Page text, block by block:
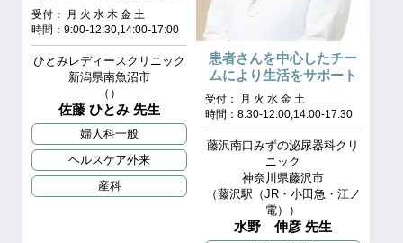
受付： 月 火 水 木 金 土
時間：9:00-12:30,14:00-17:00
ひとみレディースクリニック
新潟県南魚沼市
（）
佐藤 ひとみ 先生
婦人科一般
ヘルスケア外来
産科
患者さんを中心したチー
ムにより生活をサポート
受付： 月 火 水 金 土
時間：8:30-12:00,14:00-17:30
藤沢南口みずの泌尿器科クリ
ニック
神奈川県藤沢市
（藤沢駅（JR・小田急・江ノ
電））
水野 伸彦 先生